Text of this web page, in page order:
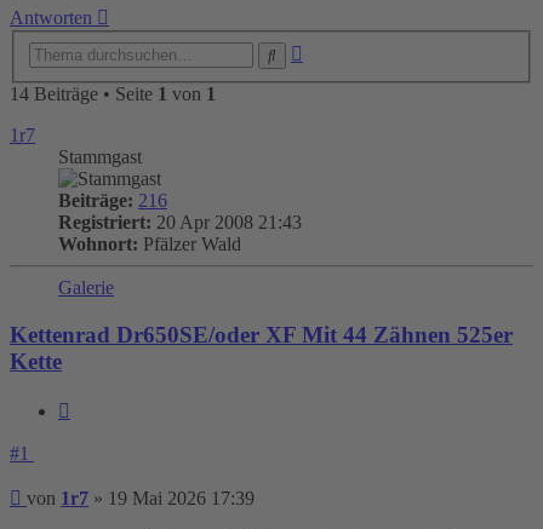
Antworten
14 Beiträge • Seite 1 von 1
1r7
Stammgast
Beiträge: 216
Registriert: 20 Apr 2008 21:43
Wohnort: Pfälzer Wald
Galerie
Kettenrad Dr650SE/oder XF Mit 44 Zähnen 525er
Kette
#1
Beitrag
von 1r7 » 19 Mai 2026 17:39